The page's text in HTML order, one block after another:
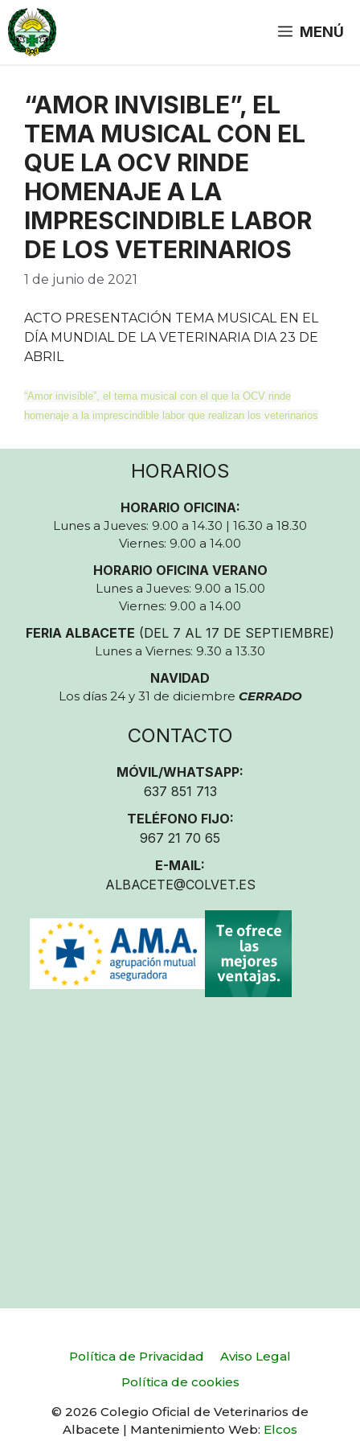
Saltar
al
contenido
MENÚ
“AMOR INVISIBLE”, EL
TEMA MUSICAL CON EL
QUE LA OCV RINDE
HOMENAJE A LA
IMPRESCINDIBLE LABOR
DE LOS VETERINARIOS
1 de junio de 2021
ACTO PRESENTACIÓN TEMA MUSICAL EN EL
DÍA MUNDIAL DE LA VETERINARIA DIA 23 DE
ABRIL
“Amor invisible”, el tema musical con el que la OCV rinde
homenaje a la imprescindible labor que realizan los veterinarios
HORARIOS
HORARIO OFICINA:
Lunes a Jueves: 9.00 a 14.30 | 16.30 a 18.30
Viernes: 9.00 a 14.00
HORARIO OFICINA VERANO
Lunes a Jueves: 9.00 a 15.00
Viernes: 9.00 a 14.00
FERIA ALBACETE (DEL 7 AL 17 DE SEPTIEMBRE)
Lunes a Viernes: 9.30 a 13.30
NAVIDAD
Los días 24 y 31 de diciembre CERRADO
CONTACTO
MÓVIL/WHATSAPP:
637 851 713
TELÉFONO FIJO:
967 21 70 65
E-MAIL:
ALBACETE@COLVET.ES
Política de Privacidad
Aviso Legal
Política de cookies
© 2026 Colegio Oficial de Veterinarios de
Albacete | Mantenimiento Web: Elcos